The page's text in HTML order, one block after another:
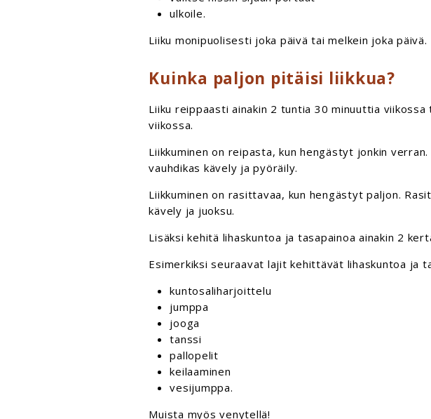
ulkoile.
Liiku monipuolisesti joka päivä tai melkein joka päivä.
Kuinka paljon pitäisi liikkua?
Liiku reippaasti ainakin 2 tuntia 30 minuuttia
viikossa.
Liikkuminen on reipasta, kun hengästyt jonkin
vauhdikas kävely ja pyöräily.
Liikkuminen on rasittavaa, kun hengästyt paljon.
kävely ja juoksu.
Lisäksi kehitä lihaskuntoa ja tasapainoa ainakin 2
Esimerkiksi seuraavat lajit kehittävät lihaskuntoa ja
kuntosaliharjoittelu
jumppa
jooga
tanssi
pallopelit
keilaaminen
vesijumppa.
Muista myös venytellä!